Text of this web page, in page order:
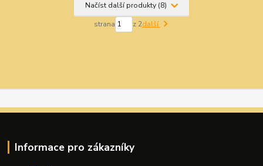
Načíst další produkty (8)
strana z 2další
Informace pro zákazníky